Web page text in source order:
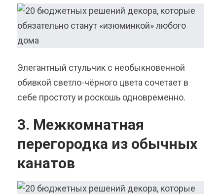
Элегантный стульчик с необыкновенной
обивкой светло-чёрного цвета сочетает в
себе простоту и роскошь одновременно.
3. Межкомнатная
перегородка из обычных
канатов